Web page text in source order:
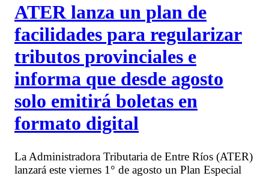
ATER lanza un plan de
facilidades para regularizar
tributos provinciales e
informa que desde agosto
solo emitirá boletas en
formato digital
La Administradora Tributaria de Entre Ríos (ATER)
lanzará este viernes 1° de agosto un Plan Especial